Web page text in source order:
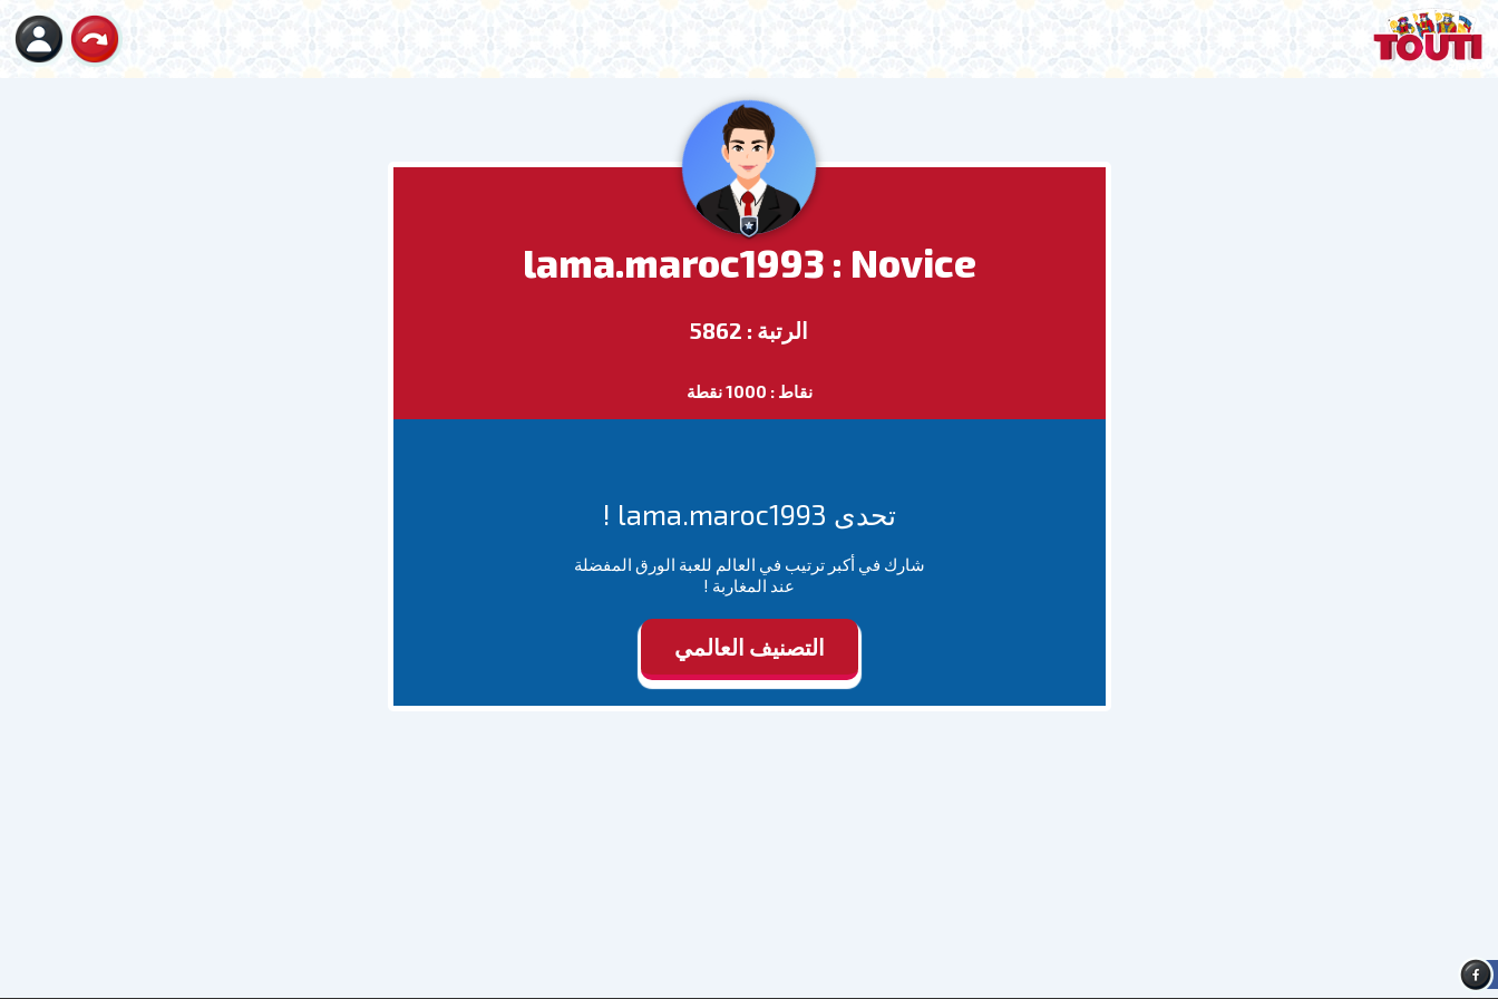
lama.maroc1993 : Novice
الرتبة : 5862
نقاط : 1000 نقطة
تحدى lama.maroc1993 !
شارك في أكبر ترتيب في العالم للعبة الورق المفضلة
عند المغاربة !
التصنيف العالمي